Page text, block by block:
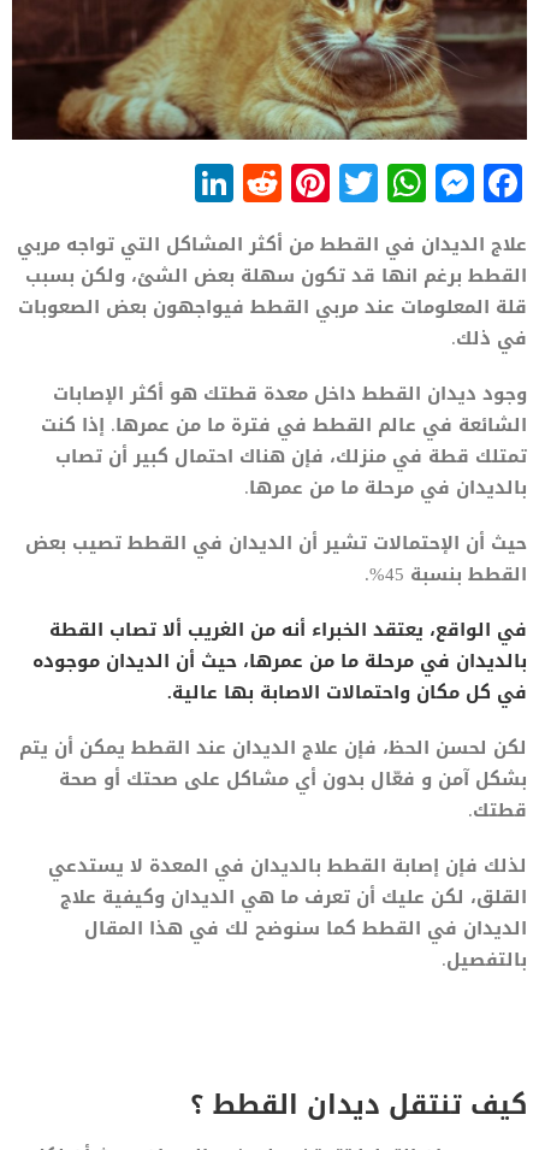
Facebook
Messenger
WhatsApp
Twitter
Pinterest
Reddit
علاج الديدان في القطط من أكثر المشاكل التي تواجه مربي
القطط برغم انها قد تكون سهلة بعض الشئ، ولكن بسبب
قلة المعلومات عند مربي القطط فيواجهون بعض الصعوبات
في ذلك.
وجود ديدان القطط داخل معدة قطتك هو أكثر الإصابات
الشائعة في عالم القطط في فترة ما من عمرها. إذا كنت
تمتلك قطة في منزلك، فإن هناك احتمال كبير أن تصاب
بالديدان في مرحلة ما من عمرها.
حيث أن الإحتمالات تشير أن الديدان في القطط تصيب بعض
القطط بنسبة 45%.
في الواقع، يعتقد الخبراء أنه من الغريب ألا تصاب القطة
بالديدان في مرحلة ما من عمرها، حيث أن الديدان موجوده
في كل مكان واحتمالات الاصابة بها عالية.
لكن لحسن الحظ، فإن علاج الديدان عند القطط يمكن أن يتم
بشكل آمن و فعّال بدون أي مشاكل على صحتك أو صحة
قطتك.
لذلك فإن إصابة القطط بالديدان في المعدة لا يستدعي
القلق، لكن عليك أن تعرف ما هي الديدان وكيفية علاج
الديدان في القطط كما سنوضح لك في هذا المقال
بالتفصيل.
كيف تنتقل ديدان القطط ؟